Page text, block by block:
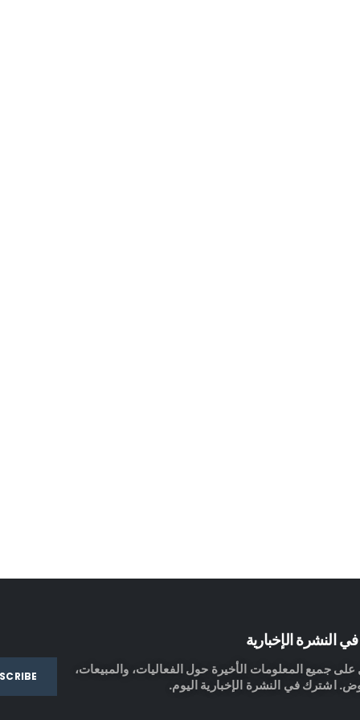
النشرة الإخبارية
جميع المعلومات الأخيرة حول الفعاليات، والمبيعات،
اشترك في النشرة الإخبارية اليوم.